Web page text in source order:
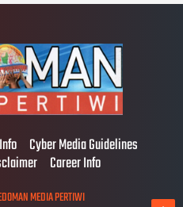
Cyber Media Guidelines
Career Info
MEDIA PERTIWI